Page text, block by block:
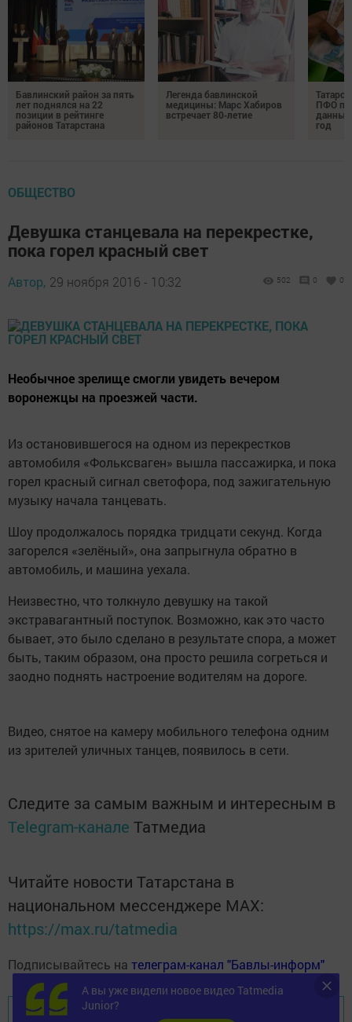
Бавлинский район за пять
лет поднялся на 22
позиции в рейтинге
районов Татарстана
Легенда бавлинской
медицины: Марс Хабиров
встречает 80‑летие
ПФО по
данные
год
ОБЩЕСТВО
Девушка станцевала на перекрестке,
пока горел красный свет
Автор, 29 ноября 2016 - 10:32 502 0 0
Необычное зрелище смогли увидеть вечером
воронежцы на проезжей части.
Из остановившегося на одном из перекрестков
автомобиля «Фольксваген» вышла пассажирка, и пока
горел красный сигнал светофора, под зажигательную
музыку начала танцевать.
Шоу продолжалось порядка тридцати секунд. Когда
загорелся «зелёный», она запрыгнула обратно в
автомобиль, и машина уехала.
Неизвестно, что толкнуло девушку на такой
экстравагантный поступок. Возможно, как это часто
бывает, это было сделано в результате спора, а может
быть, таким образом, она просто решила согреться и
заодно поднять настроение водителям на дороге.
Видео, снятое на камеру мобильного телефона одним
из зрителей уличных танцев, появилось в сети.
Следите за самым важным и интересным в
Telegram-канале Татмедиа
Читайте новости Татарстана в
национальном мессенджере MАХ:
https://max.ru/tatmedia
Подписывайтесь на телеграм-канал "Бавлы-информ"
Перейти на страницу новости
А вы уже видели новое видео Tatmedia
Junior?